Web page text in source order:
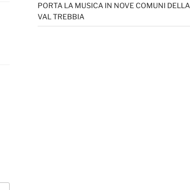
PORTA LA MUSICA IN NOVE COMUNI DELLA
VAL TREBBIA